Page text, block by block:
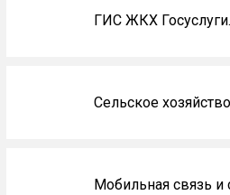
ГИС ЖКХ
Сельское хозяйство
Мобильная связь и